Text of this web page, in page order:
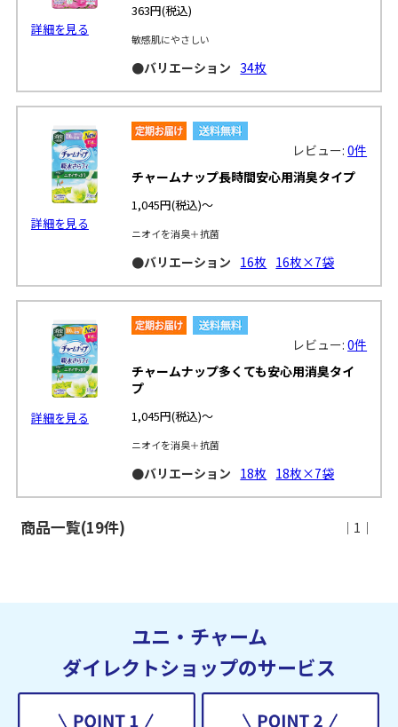
詳細を見る
363円(税込)
敏感肌にやさしい
●バリエーション 34枚
詳細を見る
レビュー:0件
チャームナップ長時間安心用消臭タイプ
1,045円(税込)～
ニオイを消臭＋抗菌
●バリエーション 16枚 16枚×7袋
詳細を見る
レビュー:0件
チャームナップ多くても安心用消臭タイ
プ
1,045円(税込)～
ニオイを消臭＋抗菌
●バリエーション 18枚 18枚×7袋
商品一覧(19件) ｜1｜
ユニ・チャーム
ダイレクトショップのサービス